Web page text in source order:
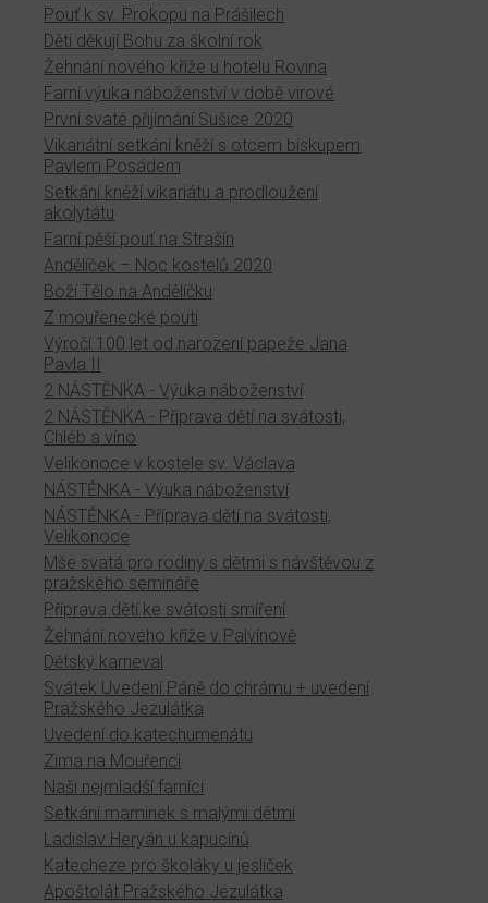
Pouť k sv. Prokopu na Prášilech
Děti děkují Bohu za školní rok
Žehnání nového kříže u hotelu Rovina
Farní výuka náboženství v době virové
První svaté přijímání Sušice 2020
Vikariátní setkání kněží s otcem biskupem
Pavlem Posádem
Setkání kněží vikariátu a prodloužení
akolytátu
Farní pěší pouť na Strašín
Andělíček – Noc kostelů 2020
Boží Tělo na Andělíčku
Z mouřenecké pouti
Výročí 100 let od narození papeže Jana
Pavla II
2 NÁSTĚNKA - Výuka náboženství
2 NÁSTĚNKA - Příprava dětí na svátosti,
Chléb a víno
Velikonoce v kostele sv. Václava
NÁSTĚNKA - Výuka náboženství
NÁSTĚNKA - Příprava dětí na svátosti,
Velikonoce
Mše svatá pro rodiny s dětmi s návštěvou z
pražského semináře
Příprava dětí ke svátosti smíření
Žehnání nového kříže v Palvínově
Dětský karneval
Svátek Uvedení Páně do chrámu + uvedení
Pražského Jezulátka
Uvedení do katechumenátu
Zima na Mouřenci
Naši nejmladší farníci
Setkání maminek s malými dětmi
Ladislav Heryán u kapucínů
Katecheze pro školáky u jesliček
Apoštolát Pražského Jezulátka